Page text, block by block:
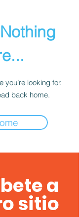
you’re looking for.
back home.
a
sitio